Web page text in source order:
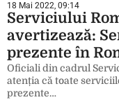
18 Mai 2022, 09:14
Serviciului
avertizează:
prezente în
Oficiali din cadrul
atenția că toate
prezente…